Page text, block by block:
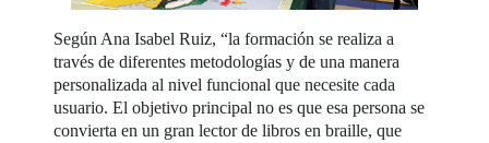
Según Ana Isabel Ruiz, “la formación se realiza a
través de diferentes metodologías y de una manera
personalizada al nivel funcional que necesite cada
usuario. El objetivo principal no es que esa persona se
convierta en un gran lector de libros en braille, que